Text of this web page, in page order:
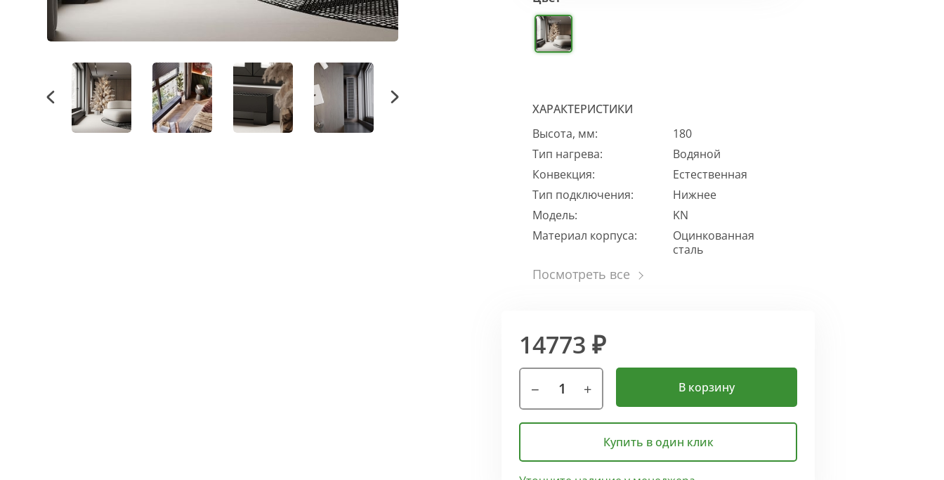
ХАРАКТЕРИСТИКИ
Высота, мм:
180
Тип нагрева:
Водяной
Конвекция:
Естественная
Тип подключения:
Нижнее
Модель:
KN
Материал корпуса:
Оцинкованная
сталь
14773 ₽
В корзину
Купить в один клик